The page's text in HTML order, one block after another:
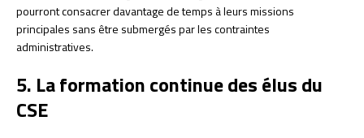
pourront consacrer davantage de temps à leurs missions
principales sans être submergés par les contraintes
administratives.
5. La formation continue des élus du
CSE